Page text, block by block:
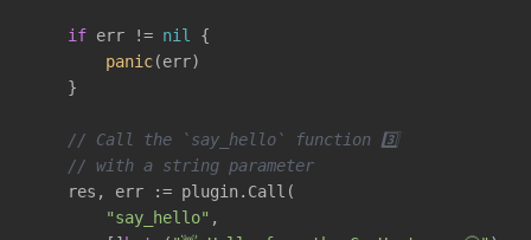
if err != nil
{
panic(err)
    }
// Call the `say_hello` function 3️⃣
// with a string parameter
    res, err := plugin.Call(
"say_hello" ,